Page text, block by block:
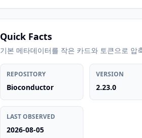
Quick Facts
기본 메타데이터를 작은 카드와 토큰으로 압
REPOSITORY
Bioconductor
VERSION
2.23.0
LAST OBSERVED
2026-08-05